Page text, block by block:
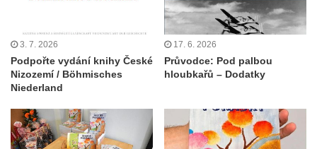
3. 7. 2026
Podpořte vydání knihy České
Nizozemí / Böhmisches
Niederland
17. 6. 2026
Průvodce: Pod palbou
hloubkařů – Dodatky